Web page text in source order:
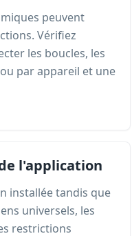
peuvent
Vérifiez
les boucles, les
par appareil et une
l'application
installée tandis que
universels, les
restrictions